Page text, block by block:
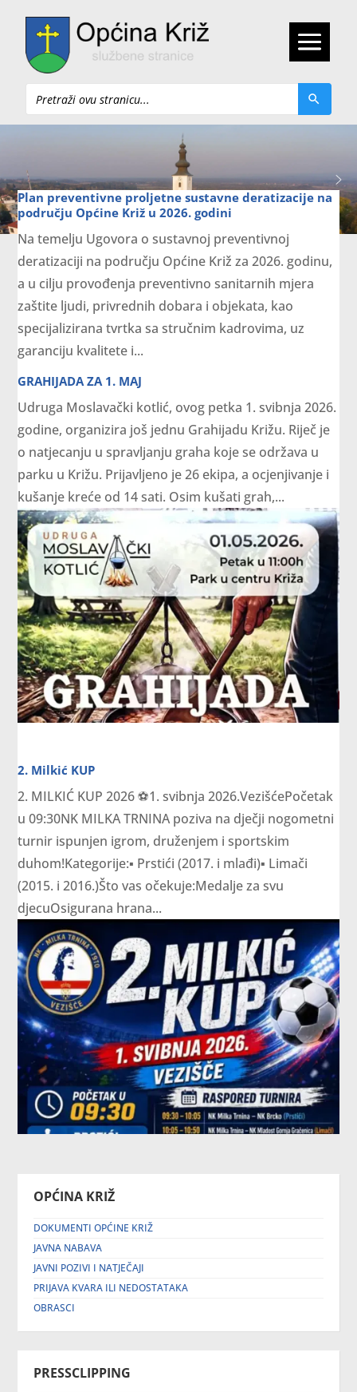
Pretraži
OPĆINA KRIŽ
DOKUMENTI OPĆINE KRIŽ
JAVNA NABAVA
JAVNI POZIVI I NATJEČAJI
PRIJAVA KVARA ILI NEDOSTATAKA
OBRASCI
PRESSCLIPPING
Plan preventivne proljetne sustavne deratizacije na
području Općine Križ u 2026. godini
Na temelju Ugovora o sustavnoj preventivnoj
deratizaciji na području Općine Križ za 2026. godinu,
a u cilju provođenja preventivno sanitarnih mjera
zaštite ljudi, privrednih dobara i objekata, kao
specijalizirana tvrtka sa stručnim kadrovima, uz
garanciju kvalitete i...
GRAHIJADA ZA 1. MAJ
Udruga Moslavački kotlić, ovog petka 1. svibnja 2026.
godine, organizira još jednu Grahijadu Križu. Riječ je
o natjecanju u spravljanju graha koje se održava u
parku u Križu. Prijavljeno je 26 ekipa, a ocjenjivanje i
kušanje kreće od 14 sati. Osim kušati grah,...
2. Milkić KUP
2. MILKIĆ KUP 2026 ⚽️1. svibnja 2026.VezišćePočetak
u 09:30NK MILKA TRNINA poziva na dječji nogometni
turnir ispunjen igrom, druženjem i sportskim
duhom!Kategorije:▪️ Prstići (2017. i mlađi)▪️ Limači
(2015. i 2016.)Što vas očekuje:Medalje za svu
djecuOsigurana hrana...